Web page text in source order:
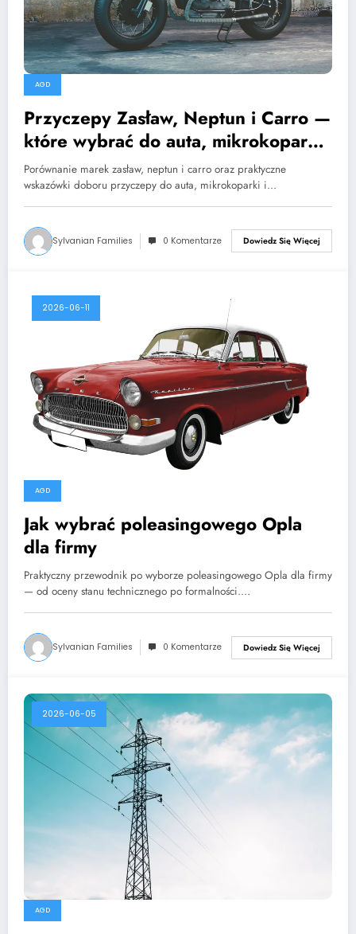
AGD
Przyczepy Zasław, Neptun i Carro —
które wybrać do auta, mikrokoparki
i motocykla
Porównanie marek zasław, neptun i carro oraz praktyczne
wskazówki doboru przyczepy do auta, mikrokoparki i…
Sylvanian Families 0 Komentarze Dowiedz Się Więcej
2026-06-11
AGD
Jak wybrać poleasingowego Opla
dla firmy
Praktyczny przewodnik po wyborze poleasingowego Opla dla firmy
— od oceny stanu technicznego po formalności.…
Sylvanian Families 0 Komentarze Dowiedz Się Więcej
2026-06-05
AGD